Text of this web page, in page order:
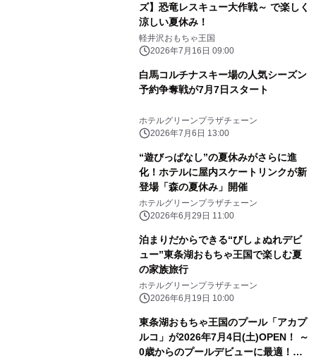
ズ】恐竜レスキュー大作戦～ で楽しく
涼しい夏休み！
軽井沢おもちゃ王国
2026年7月16日 09:00
白馬コルチナスキー場の人気シーズン
予約争奪戦が7月7日スタート
ホテルグリーンプラザチェーン
2026年7月6日 13:00
“遊びっぱなし”の夏休みがさらに進
化！ホテルに屋内スケートリンクが新
登場「森の夏休み」開催
ホテルグリーンプラザチェーン
2026年6月29日 11:00
泊まりだからできる“びしょぬれデビ
ュー”東条湖おもちゃ王国で楽しむ夏
の家族旅行
ホテルグリーンプラザチェーン
2026年6月19日 10:00
東条湖おもちゃ王国のプール「アカプ
ルコ」が2026年7月4日(土)OPEN！ ～
0歳からのプールデビューに最適！屋